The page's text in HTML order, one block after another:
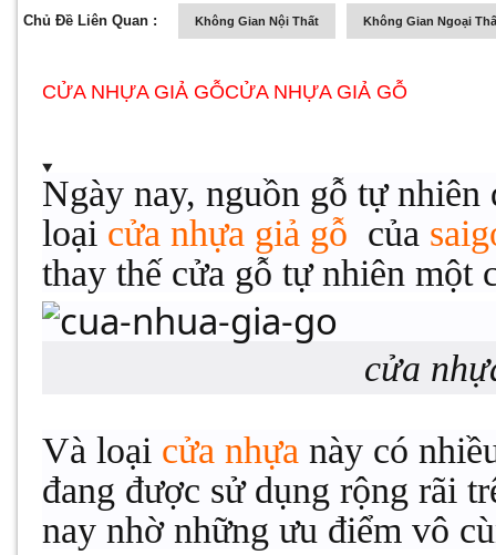
Chủ Đề Liên Quan : Không Gian Nội Thất Không Gian Ngoại
CỬA NHỰA GIẢ GỖCỬA NHỰA GIẢ GỖ
Ngày nay, nguồn gỗ tự
loại cửa nhựa giả gỗ của
thay thế cửa gỗ tự nhiên một
cửa
Và loại cửa nhựa này có
đang được sử dụng rộng rãi
nay nhờ những ưu điểm vô